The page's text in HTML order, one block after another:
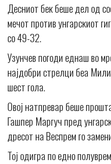
Десниот бек беше дел од
мечот против унгарскиот
со 49-32.
Узунчев погоди еднаш во
најдобри стрелци беа
шест гола.
Овој натпревар беше
Гашпер Маргуч пред
дресот на Веспрем го
Тој одигра по едно